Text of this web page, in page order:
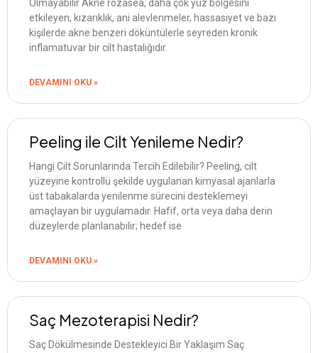
Olmayabilir Akne rozasea, daha çok yüz bölgesini
etkileyen, kızarıklık, ani alevlenmeler, hassasiyet ve bazı
kişilerde akne benzeri döküntülerle seyreden kronik
inflamatuvar bir cilt hastalığıdır.
DEVAMINI OKU »
Peeling ile Cilt Yenileme Nedir?
Hangi Cilt Sorunlarında Tercih Edilebilir? Peeling, cilt
yüzeyine kontrollü şekilde uygulanan kimyasal ajanlarla
üst tabakalarda yenilenme sürecini desteklemeyi
amaçlayan bir uygulamadır. Hafif, orta veya daha derin
düzeylerde planlanabilir; hedef ise
DEVAMINI OKU »
Saç Mezoterapisi Nedir?
Saç Dökülmesinde Destekleyici Bir Yaklaşım Saç